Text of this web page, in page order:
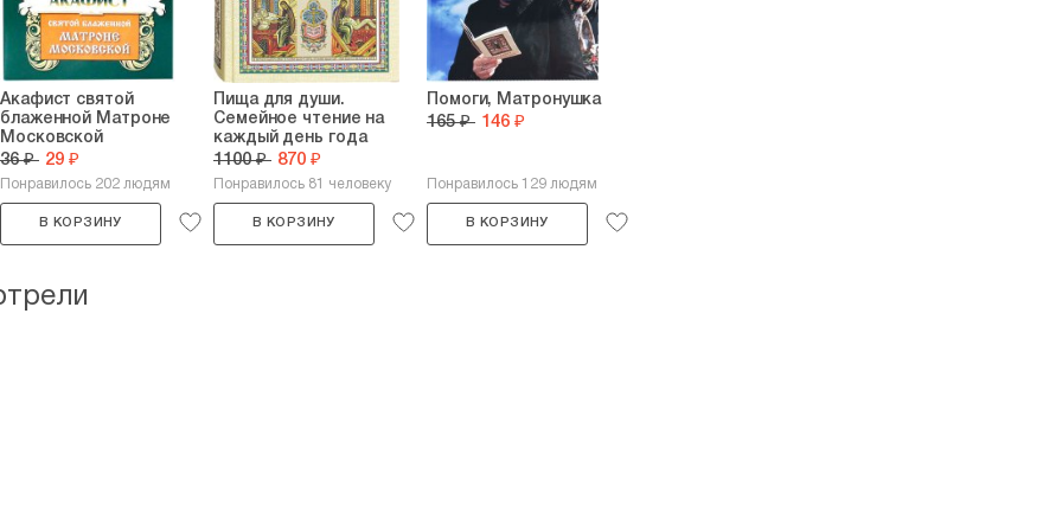
Акафист святой
блаженной Матроне
Московской
36 ₽ 29 ₽
Понравилось 202 людям
В КОРЗИНУ
Пища для души.
Семейное чтение на
каждый день года
1100 ₽ 870 ₽
Понравилось 81 человеку
В КОРЗИНУ
Помоги, Матронушка
165 ₽ 146 ₽
Понравилось 129 людям
В КОРЗИНУ